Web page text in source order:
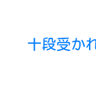
十段受か